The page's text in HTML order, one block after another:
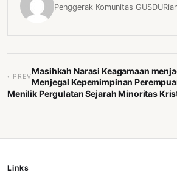
Penggerak Komunitas
‹ PREV
Masihkah Narasi Keagamaan
Menjegal Kepemimpinan
Menilik Pergulatan Sejarah Minoritas
Links